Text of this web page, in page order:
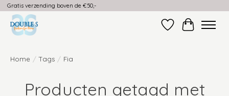
Gratis verzending boven de €50,-
Verlanglijst
Home / Tags / Fia
Producten getagd met